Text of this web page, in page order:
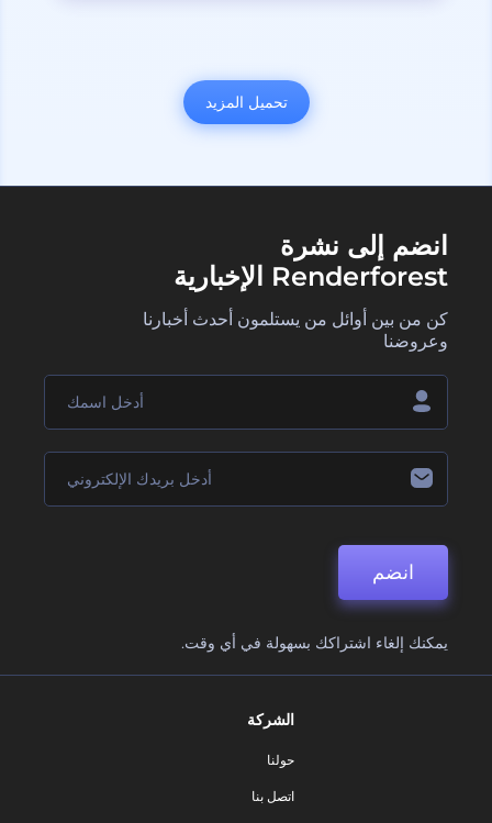
تحميل المزيد
انضم إلى نشرة
Renderforest الإخبارية
كن من بين أوائل من يستلمون أحدث أخبارنا
وعروضنا
انضم
يمكنك إلغاء اشتراكك بسهولة في أي وقت.
الشركة
حولنا
اتصل بنا